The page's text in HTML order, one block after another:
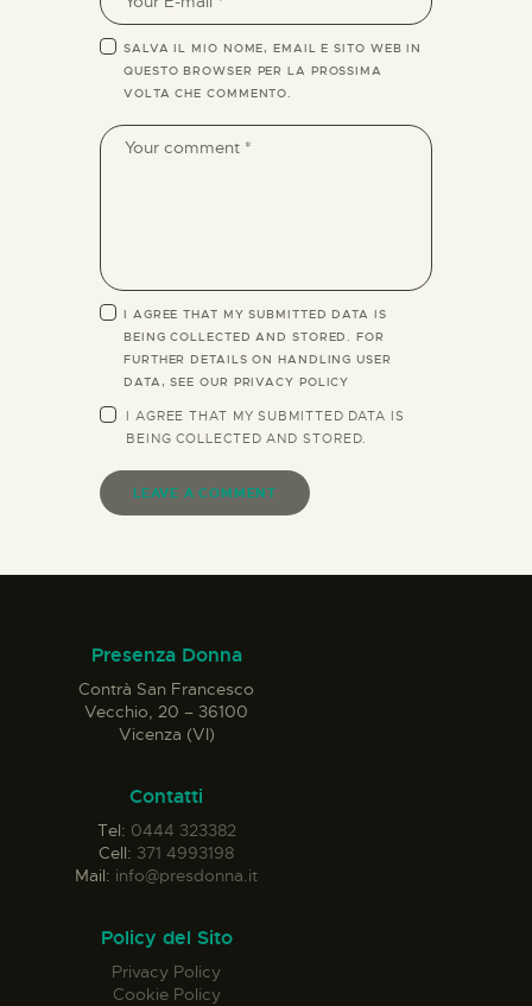
SALVA IL MIO NOME, EMAIL E SITO WEB IN
QUESTO BROWSER PER LA PROSSIMA
VOLTA CHE COMMENTO.
I AGREE THAT MY SUBMITTED DATA IS
BEING COLLECTED AND STORED. FOR
FURTHER DETAILS ON HANDLING USER
DATA, SEE OUR PRIVACY POLICY
I AGREE THAT MY SUBMITTED DATA IS
BEINGCOLLECTED AND STORED
Presenza Donna
Contrà San Francesco
Vecchio, 20 – 36100
Vicenza (VI)
Contatti
Tel: 0444 323382
Cell: 371 4993198
Mail: info@presdonna.it
Policy del Sito
Privacy Policy
Cookie Policy